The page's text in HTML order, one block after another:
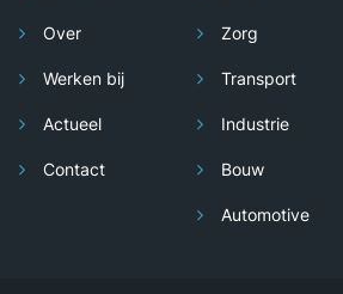
Over
Werken bij
Actueel
Contact
Zorg
Transport
Industrie
Bouw
Automotive